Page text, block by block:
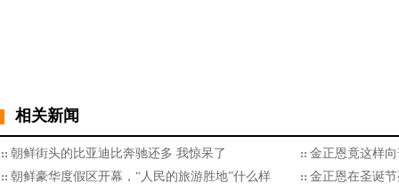
相关新闻
朝鲜街头的比亚迪比奔驰还多 我惊呆了
金正恩竟这样
朝鲜豪华度假区开幕，“人民的旅游胜地”什么样
金正恩在圣诞